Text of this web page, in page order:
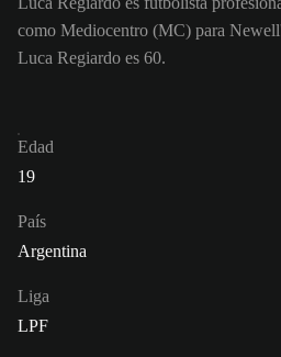
como Mediocentro (MC) para
Luca Regiardo es 60.
Edad
19
País
Argentina
Liga
LPF